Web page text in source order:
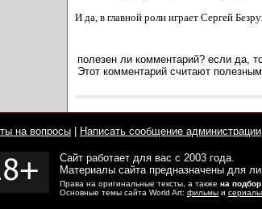
И да, в главной роли играет Сергей
полезен ли комментарий? если да,
Этот комментарий считают
на вопросы Написать сообщение администрации
Сайт работает для вас с 2003 года.
Материалы сайта предназначены для
Права на оригинальные тексты, а также на подбор
Основные темы сайта World Art: фильмы и сериалы